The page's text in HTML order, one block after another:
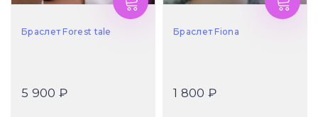
Браслет Forest tale
5 900 ₽
Браслет Fiona
1 800 ₽